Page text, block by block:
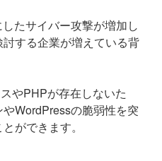
たサイバー攻撃が増加し
する企業が増えている背
やPHPが存在しないた
WordPressの脆弱性を突
ができます。